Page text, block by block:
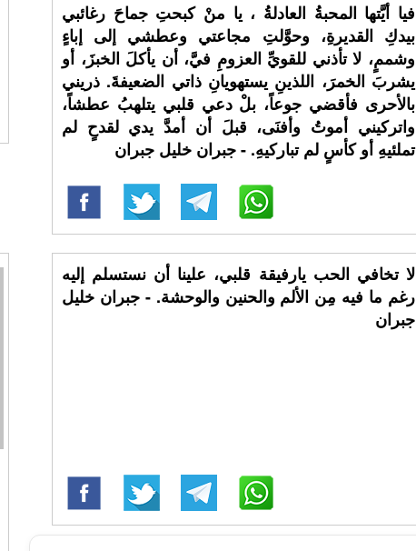
فيا أيَّتها المحبةُ العادلةُ ، يا منْ كبحتِ جماحَ رغائبي
بيدكِ القديرةِ، وحوَّلتِ مجاعتي وعطشي إلى إباءٍ
وشممٍ، لا تأذني للقويِّ العزومِ فيَّ، أن يأكلَ الخبزَ، أو
يشربَ الخمرَ، اللذينِ يستهويانِ ذاتي الضعيفةَ. ذريني
بالأحرى فأقضي جوعاً، بلْ دعي قلبي يتلهبُ عطشاً،
واتركيني أموتُ وأفنَى، قبلَ أن أمدَّ يدي لقدحٍ لم
تملئيهِ أو كأسٍ لم تباركيهِ. - جبران خليل جبران
لا تخافي الحب يارفيقة قلبي، علينا أن نستسلم إليه
رغم ما فيه مِن الألم والحنين والوحشة. - جبران خليل
جبران